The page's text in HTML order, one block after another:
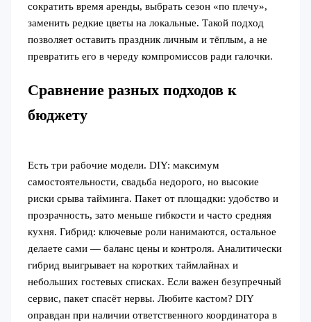
сократить время аренды, выбрать сезон «по плечу»,
заменить редкие цветы на локальные. Такой подход
позволяет оставить праздник личным и тёплым, а не
превратить его в череду компромиссов ради галочки.
Сравнение разных подходов к
бюджету
Есть три рабочие модели. DIY: максимум
самостоятельности, свадьба недорого, но высокие
риски срыва тайминга. Пакет от площадки: удобство и
прозрачность, зато меньше гибкости и часто средняя
кухня. Гибрид: ключевые роли нанимаются, остальное
делаете сами — баланс цены и контроля. Аналитически
гибрид выигрывает на коротких таймлайнах и
небольших гостевых списках. Если важен безупречный
сервис, пакет спасёт нервы. Любите кастом? DIY
оправдан при наличии ответственного координатора в